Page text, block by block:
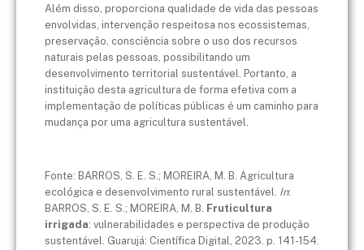
Além disso, proporciona qualidade de vida das pessoas
envolvidas, intervenção respeitosa nos ecossistemas,
preservação, consciência sobre o uso dos recursos
naturais pelas pessoas, possibilitando um
desenvolvimento territorial sustentável. Portanto, a
instituição desta agricultura de forma efetiva com a
implementação de políticas públicas é um caminho para
mudança por uma agricultura sustentável.
Fonte: BARROS, S. E. S.; MOREIRA, M. B. Agricultura
ecológica e desenvolvimento rural sustentável. In:
BARROS, S. E. S.; MOREIRA, M. B. Fruticultura
irrigada: vulnerabilidades e perspectiva de produção
sustentável. Guarujá: Científica Digital, 2023. p. 141-154.